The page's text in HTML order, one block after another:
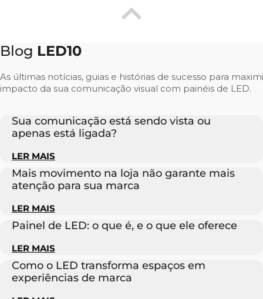
Blog LED10
As últimas notícias, guias e histórias de sucesso para
impacto da sua comunicação visual com painéis de LED.
Sua comunicação está sendo vista ou
apenas está ligada?
LER MAIS
Mais movimento na loja não garante mais
atenção para sua marca
LER MAIS
Painel de LED: o que é, e o que ele oferece
LER MAIS
Como o LED transforma espaços em
experiências de marca